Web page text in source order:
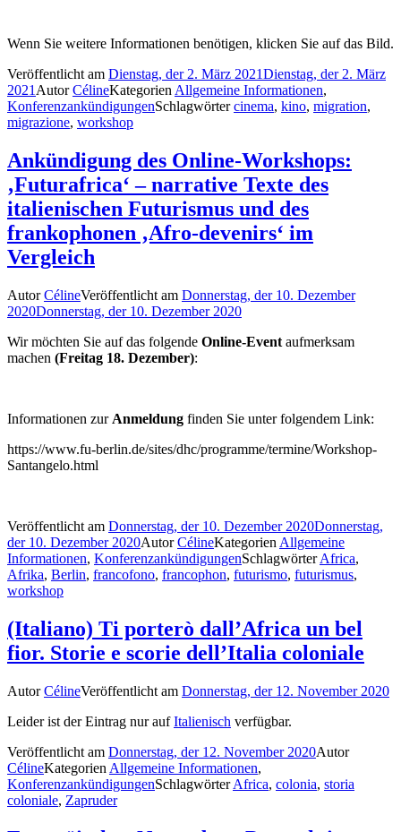
Wenn Sie weitere Informationen benötigen, klicken Sie auf das Bild.
Veröffentlicht am Dienstag, der 2. März 2021Dienstag, der 2. März
2021 AutorCélineKategorien Allgemeine Informationen,
KonferenzankündigungenSchlagwörtercinema, kino, migration,
migrazione, workshop
Ankündigung des Online-Workshops:
‚Futurafrica‘ – narrative Texte des
italienischen Futurismus und des
frankophonen ‚Afro-devenirs‘ im
Vergleich
AutorCélineVeröffentlicht am Donnerstag, der 10. Dezember
2020Donnerstag, der 10. Dezember 2020
Wir möchten Sie auf das folgende Online-Event aufmerksam
machen (Freitag 18. Dezember):
Informationen zur Anmeldung finden Sie unter folgendem Link:
https://www.fu-berlin.de/sites/dhc/programme/termine/Workshop-
Santangelo.html
Veröffentlicht am Donnerstag, der 10. Dezember 2020Donnerstag,
der 10. Dezember 2020AutorCélineKategorien Allgemeine
Informationen, KonferenzankündigungenSchlagwörterAfrica,
Afrika, Berlin, francofono, francophon, futurismo, futurismus,
workshop
(Italiano) Ti porterò dall’Africa un bel
fior. Storie e scorie dell’Italia coloniale
AutorCélineVeröffentlicht am Donnerstag, der 12. November 2020
Leider ist der Eintrag nur aufItalienisch verfügbar.
Veröffentlicht am Donnerstag, der 12. November 2020Autor
CélineKategorien Allgemeine Informationen,
KonferenzankündigungenSchlagwörterAfrica, colonia, storia
coloniale, Zapruder